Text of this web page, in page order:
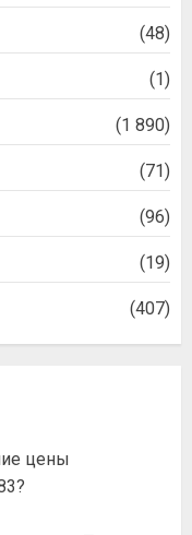
(48)
(1)
(1 890)
(71)
(96)
(19)
(407)
цены